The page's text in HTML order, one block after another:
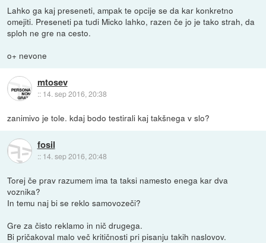
Lahko ga kaj preseneti, ampak te opcije se da kar konkretno
omejiti. Preseneti pa tudi Micko lahko, razen če jo je tako strah, da
sploh ne gre na cesto.
o+ nevone
mtosev
:: 14. sep 2016, 20:38
zanimivo je tole. kdaj bodo testirali kaj takšnega v slo?
fosil
:: 14. sep 2016, 20:48
Torej če prav razumem ima ta taksi namesto enega kar dva
voznika?
In temu naj bi se reklo samovozeči?
Gre za čisto reklamo in nič drugega.
Bi pričakoval malo več kritičnosti pri pisanju takih naslovov.